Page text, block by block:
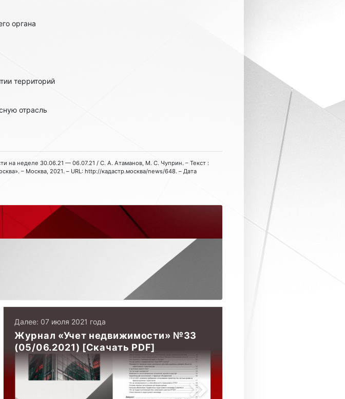
органа
территорий
отрасль
на неделе 30.06.21 — 06.07.21 / С. А. Атаманов, М. С. Чуприн. – Текст :
– Москва, 2021. – URL: http://кадастр.москва/news/648. – Дата
Далее: 07 июля 2021 года
Журнал «Учет недвижимости» №33
(05/06.2021) [Скачать PDF]